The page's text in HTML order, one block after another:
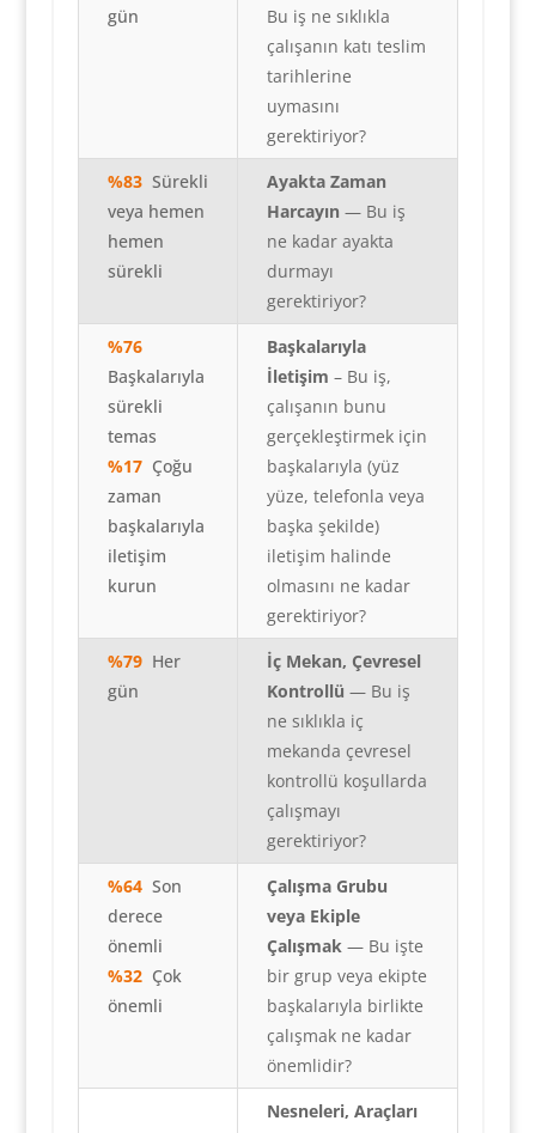
gün
Bu iş ne sıklıkla
çalışanın katı teslim
tarihlerine
uymasını
gerektiriyor?
%83 Sürekli
veya hemen
hemen
sürekli
Ayakta Zaman
Harcayın — Bu iş
ne kadar ayakta
durmayı
gerektiriyor?
%76
Başkalarıyla
sürekli
temas
%17Çoğu
zaman
başkalarıyla
iletişim
kurun
Başkalarıyla
İletişim – Bu iş,
çalışanın bunu
gerçekleştirmek için
başkalarıyla (yüz
yüze, telefonla veya
başka şekilde)
iletişim halinde
olmasını ne kadar
gerektiriyor?
%79 Her
gün
İç Mekan, Çevresel
Kontrollü — Bu iş
ne sıklıkla iç
mekanda çevresel
kontrollü koşullarda
çalışmayı
gerektiriyor?
%64Son
derece
önemli
%32Çok
önemli
Çalışma Grubu
veya Ekiple
Çalışmak— Bu işte
bir grup veya ekipte
başkalarıyla birlikte
çalışmak ne kadar
önemlidir?
Nesneleri, Araçları